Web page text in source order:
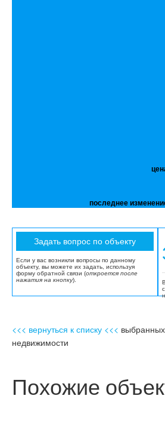
последнее
Если у вас возникли вопросы по данному
объекту, вы можете их задать, используя
форму обратной связи (откроется после
нажатия на кнопку).
<<< вернуться к списку <<<
недвижимости
Похожие